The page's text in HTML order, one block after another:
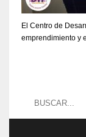
El Centro de
emprendimiento y